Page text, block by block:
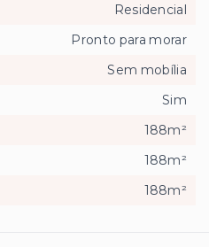
Residencial
Pronto para morar
Sem mobília
Sim
188m²
188m²
188m²